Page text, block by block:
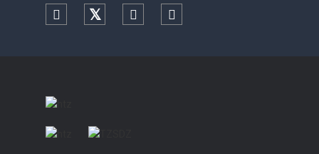
FacebookTwitter YouTube